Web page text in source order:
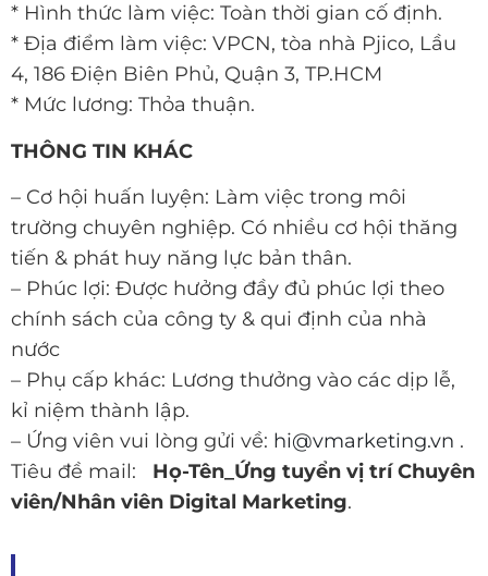
* Hình thức làm việc: Toàn thời gian cố định.
* Địa điểm làm việc: VPCN, tòa nhà Pjico, Lầu
4, 186 Điện Biên Phủ, Quận 3, TP.HCM
* Mức lương: Thỏa thuận.
THÔNG TIN KHÁC
– Cơ hội huấn luyện: Làm việc trong môi
trường chuyên nghiệp. Có nhiều cơ hội thăng
tiến & phát huy năng lực bản thân.
– Phúc lợi: Được hưởng đầy đủ phúc lợi theo
chính sách của công ty & qui định của nhà
nước
– Phụ cấp khác: Lương thưởng vào các dịp lễ,
kỉ niệm thành lập.
– Ứng viên vui lòng gửi về: hi@vmarketing.vn .
Tiêu đề mail: Họ-Tên_Ứng tuyển vị trí Chuyên
viên/Nhân viên Digital Marketing.